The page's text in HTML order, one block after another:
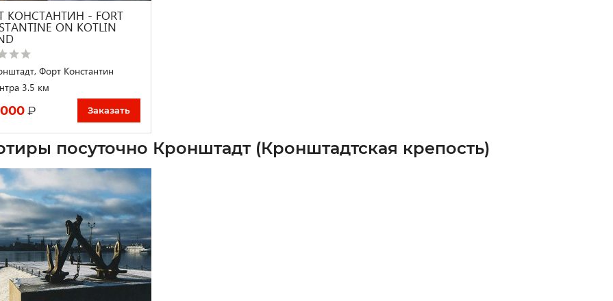
КОНСТАНТИН - FORT
ON KOTLIN
Форт Константин
3.5 км
₽ Заказать
посуточно Кронштадт (Кронштадтская крепость)